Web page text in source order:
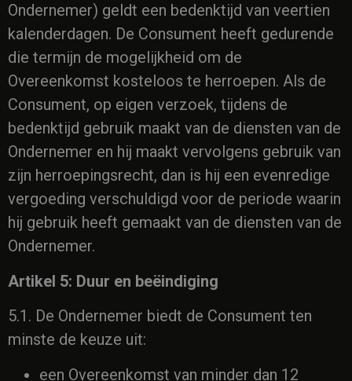
Ondernemer) geldt een bedenktijd van veertien
kalenderdagen. De Consument heeft gedurende
die termijn de mogelijkheid om de
Overeenkomst kosteloos te herroepen. Als de
Consument, op eigen verzoek, tijdens de
bedenktijd gebruik maakt van de diensten van de
Ondernemer en hij maakt vervolgens gebruik van
zijn herroepingsrecht, dan is hij een evenredige
vergoeding verschuldigd voor de periode waarin
hij gebruik heeft gemaakt van de diensten van de
Ondernemer.
Artikel 5: Duur en beëindiging
5.1. De Ondernemer biedt de Consument ten
minste de keuze uit:
een Overeenkomst van minder dan 12